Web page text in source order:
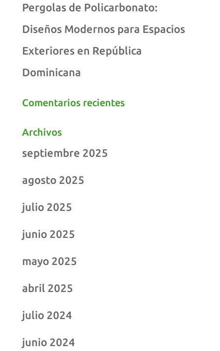
Pergolas de Policarbonato:
Diseños Modernos para Espacios
Exteriores en República
Dominicana
Comentarios recientes
Archivos
septiembre 2025
agosto 2025
julio 2025
junio 2025
mayo 2025
abril 2025
julio 2024
junio 2024